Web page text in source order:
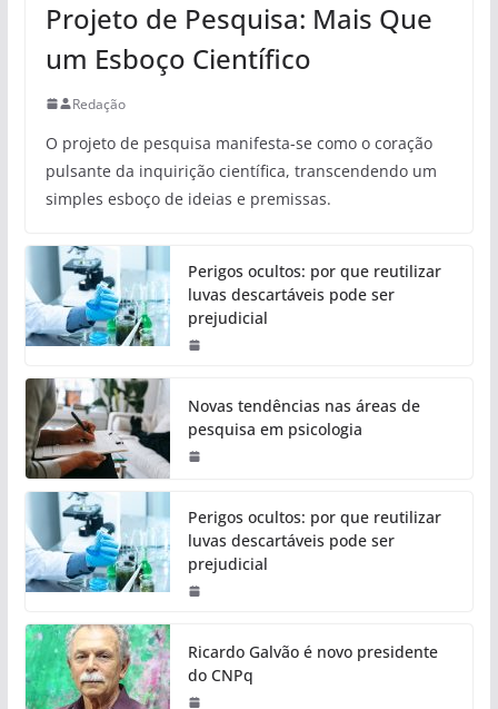
Projeto de Pesquisa: Mais Que
um Esboço Científico
Redação
O projeto de pesquisa manifesta-se como o coração
pulsante da inquirição científica, transcendendo um
simples esboço de ideias e premissas.
Perigos ocultos: por que reutilizar
luvas descartáveis pode ser
prejudicial
Novas tendências nas áreas de
pesquisa em psicologia
Perigos ocultos: por que reutilizar
luvas descartáveis pode ser
prejudicial
Ricardo Galvão é novo presidente
do CNPq